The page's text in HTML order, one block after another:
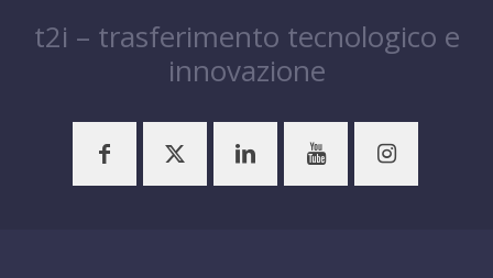
t2i – trasferimento tecnologico e
innovazione